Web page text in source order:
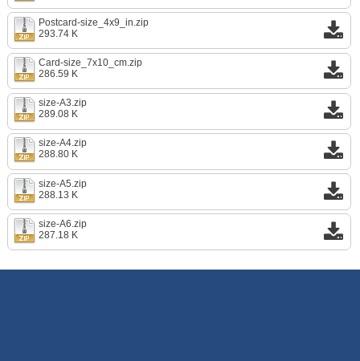
Postcard-size_4x9_in.zip
293.74 K
Card-size_7x10_cm.zip
286.59 K
size-A3.zip
289.08 K
size-A4.zip
288.80 K
size-A5.zip
288.13 K
size-A6.zip
287.18 K